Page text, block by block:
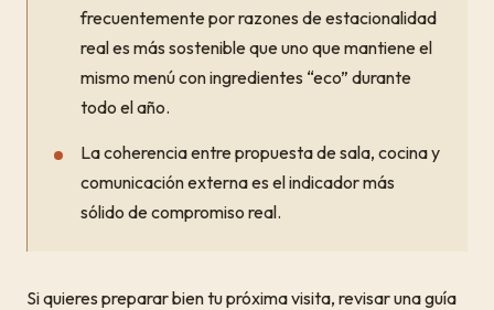
frecuentemente por razones de estacionalidad
real es más sostenible que uno que mantiene el
mismo menú con ingredientes “eco” durante
todo el año.
La coherencia entre propuesta de sala, cocina y
comunicación externa es el indicador más
sólido de compromiso real.
Si quieres preparar bien tu próxima visita, revisar una guía